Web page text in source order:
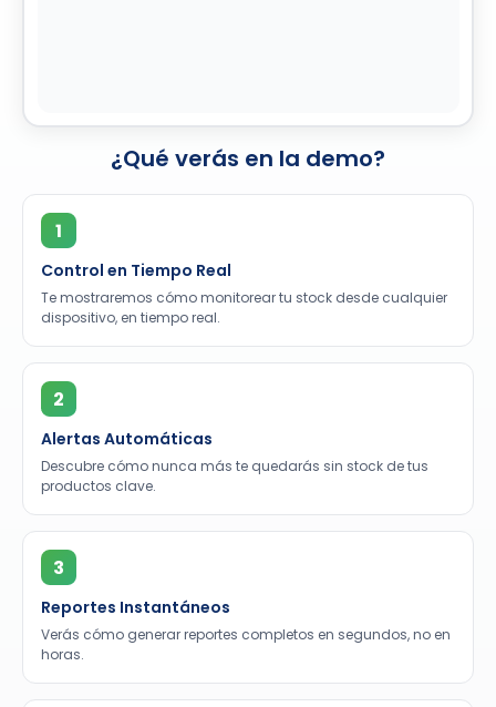
¿Qué verás en la demo?
1
Control en Tiempo Real
Te mostraremos cómo monitorear tu stock desde cualquier
dispositivo, en tiempo real.
2
Alertas Automáticas
Descubre cómo nunca más te quedarás sin stock de tus
productos clave.
3
Reportes Instantáneos
Verás cómo generar reportes completos en segundos, no en
horas.